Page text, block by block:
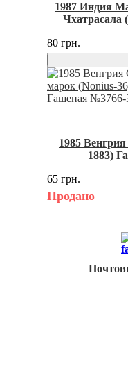
1987 Индия
Чхатрасала
80 грн.
1985
1883)
65 грн.
Продано